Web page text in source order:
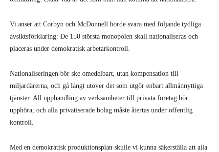
Vi anser att Corbyn och McDonnell borde svara med följande tydliga
avsiktsförklaring: De 150 största monopolen skall nationaliseras och
placeras under demokratisk arbetarkontroll.
Nationaliseringen bör ske omedelbart, utan kompensation till
miljardärerna, och gå långt utöver det som utgör enbart allmännyttiga
tjänster. All upphandling av verksamheter till privata företag bör
upphöra, och alla privatiserade bolag måste återtas under offentlig
kontroll.
Med en demokratisk produktionsplan skulle vi kunna säkerställa att alla